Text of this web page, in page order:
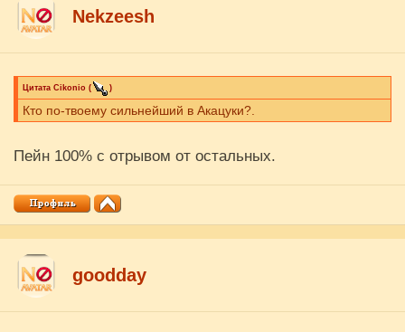
Nekzeesh
Цитата Cikоnio ( )
Кто по-твоему сильнейший в Акацуки?.
Пейн 100% с отрывом от остальных.
goodday